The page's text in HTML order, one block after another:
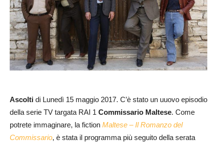
Ascolti di Lunedì 15 maggio 2017. C’è stato un uuovo episodio
della serie TV targata RAI 1 Commissario Maltese. Come
potrete immaginare, la fiction Maltese – Il Romanzo del
Commissario, è stata il programma più seguito della serata